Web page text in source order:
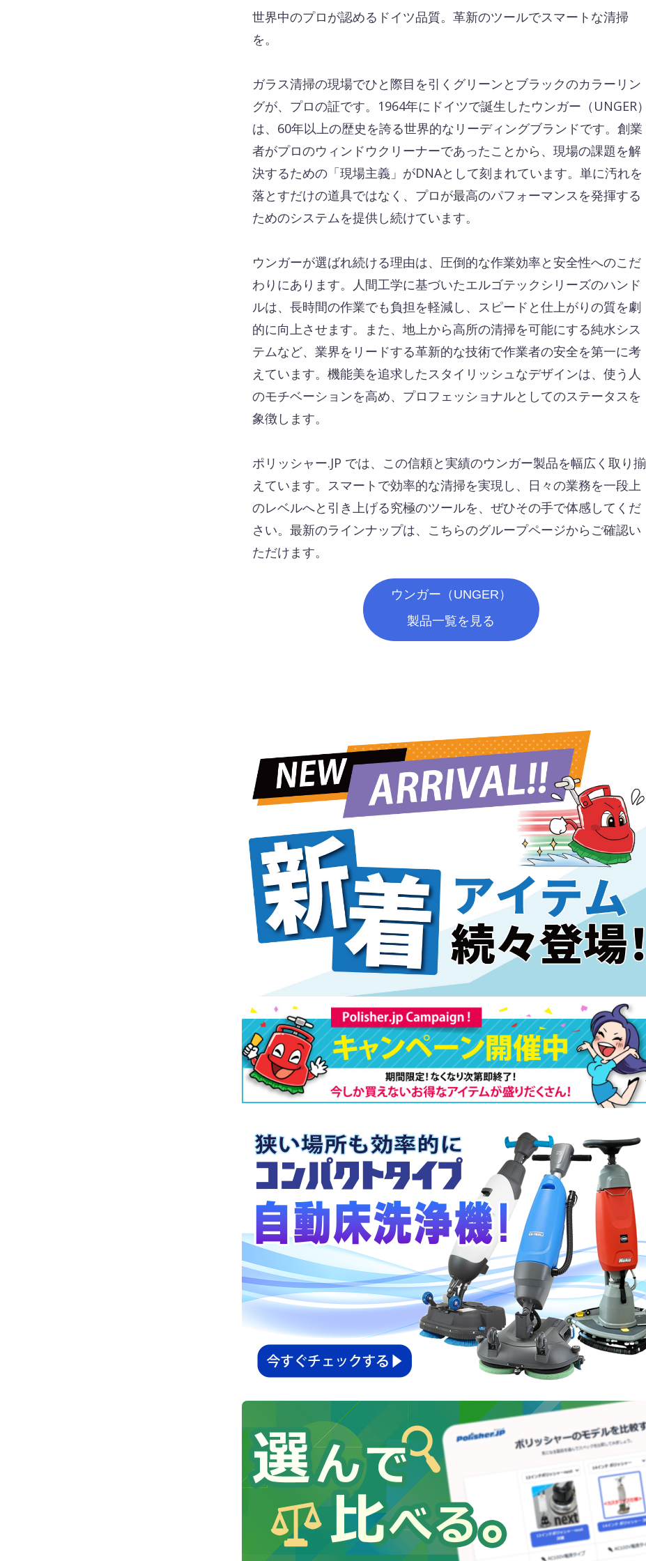
世界中のプロが認めるドイツ品質。革新のツールでスマートな清掃
を。
ガラス清掃の現場でひと際目を引くグリーンとブラックのカラーリン
グが、プロの証です。1964年にドイツで誕生したウンガー（UNGER）
は、60年以上の歴史を誇る世界的なリーディングブランドです。創業
者がプロのウィンドウクリーナーであったことから、現場の課題を解
決するための「現場主義」がDNAとして刻まれています。単に汚れを
落とすだけの道具ではなく、プロが最高のパフォーマンスを発揮する
ためのシステムを提供し続けています。
ウンガーが選ばれ続ける理由は、圧倒的な作業効率と安全性へのこだ
わりにあります。人間工学に基づいたエルゴテックシリーズのハンド
ルは、長時間の作業でも負担を軽減し、スピードと仕上がりの質を劇
的に向上させます。また、地上から高所の清掃を可能にする純水シス
テムなど、業界をリードする革新的な技術で作業者の安全を第一に考
えています。機能美を追求したスタイリッシュなデザインは、使う人
のモチベーションを高め、プロフェッショナルとしてのステータスを
象徴します。
ポリッシャー.JP では、この信頼と実績のウンガー製品を幅広く取り揃
えています。スマートで効率的な清掃を実現し、日々の業務を一段上
のレベルへと引き上げる究極のツールを、ぜひその手で体感してくだ
さい。最新のラインナップは、こちらのグループページからご確認い
ただけます。
ウンガー（UNGER）
製品一覧を見る